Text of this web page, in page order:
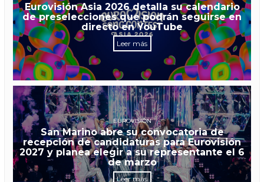
Eurovisión Asia 2026 detalla su calendario
de preselecciones que podrán seguirse en
directo en YouTube
Leer más
EUROVISIÓN
San Marino abre su convocatoria de
recepción de candidaturas para Eurovisión
2027 y planea elegir a su representante el 6
de marzo
Leer más